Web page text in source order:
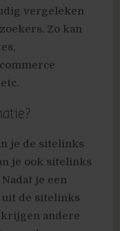
vergeleken
Zo kan
je de sitelinks
je ook sitelinks
Nadat je een
uit de sitelinks
andere